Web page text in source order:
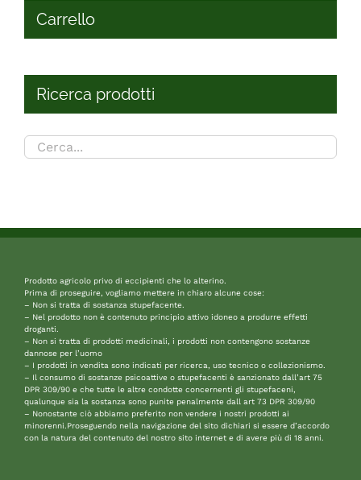
Carrello
Ricerca prodotti
Prodotto agricolo privo di eccipienti che lo alterino.
Prima di proseguire, vogliamo mettere in chiaro alcune cose:
– Non si tratta di sostanza stupefacente.
– Nel prodotto non è contenuto principio attivo idoneo a produrre effetti
droganti.
– Non si tratta di prodotti medicinali, i prodotti non contengono sostanze
dannose per l’uomo
– I prodotti in vendita sono indicati per ricerca, uso tecnico o collezionismo.
– Il consumo di sostanze psicoattive o stupefacenti è sanzionato dall’art 75
DPR 309/90 e che tutte le altre condotte concernenti gli stupefaceni,
qualunque sia la sostanza sono punite penalmente dall art 73 DPR 309/90
– Nonostante ciò abbiamo preferito non vendere i nostri prodotti ai
minorenni.Proseguendo nella navigazione del sito dichiari si essere d’accordo
con la natura del contenuto del nostro sito internet e di avere più di 18 anni.